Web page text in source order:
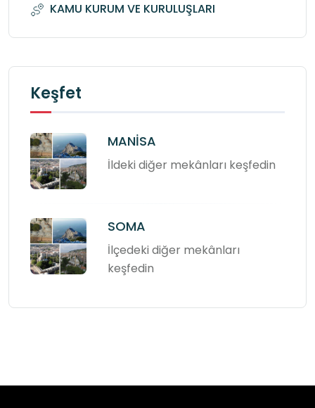
KAMU KURUM VE KURULUŞLARI
Keşfet
MANİSA
İldeki diğer mekânları keşfedin
SOMA
İlçedeki diğer mekânları
keşfedin